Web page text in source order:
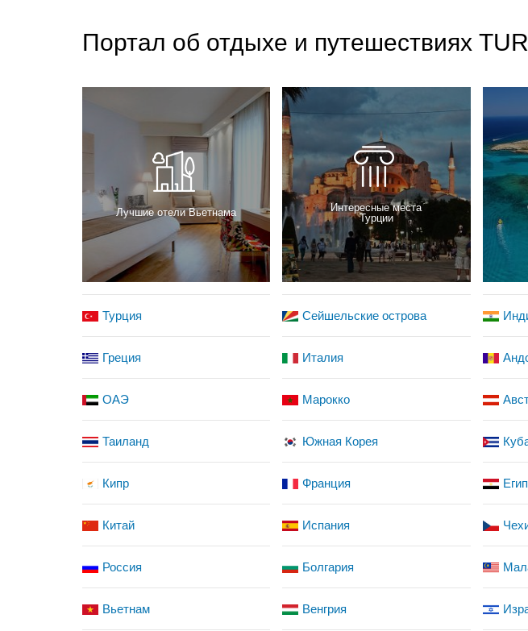
Портал об отдыхе и путешествиях
Лучшие отели Вьетнама
Турция
Греция
ОАЭ
Таиланд
Кипр
Китай
Россия
Вьетнам
Интересные места
Турции
Сейшельские острова
Италия
Марокко
Южная Корея
Франция
Испания
Болгария
Венгрия